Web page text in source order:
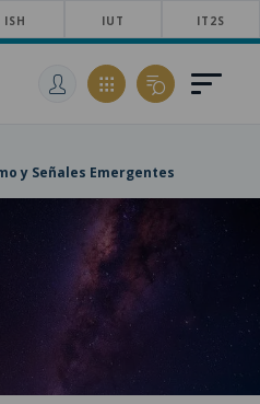
ISH IUT IT2S
y Señales Emergentes